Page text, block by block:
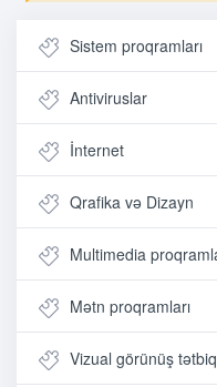
Sistem proqramları
Antiviruslar
İnternet
Qrafika və Dizayn
Multimedia
Mətn proqramları
Vizual görünüş